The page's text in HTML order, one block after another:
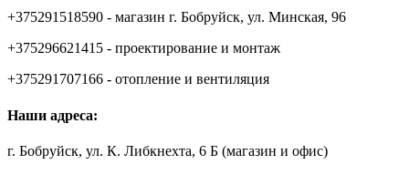
+375291518590 - магазин г. Бобруйск, ул. Минская, 96
+375296621415 - проектирование и монтаж
+375291707166 - отопление и вентиляция
Наши адреса:
г. Бобруйск, ул. К. Либкнехта, 6 Б (магазин и офис)